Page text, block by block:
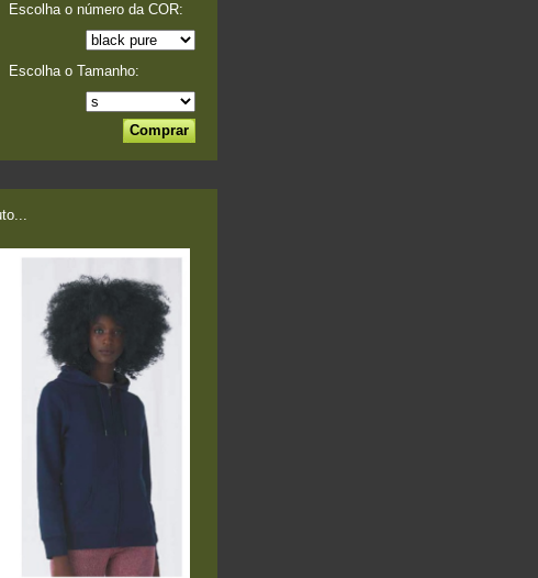
Escolha o número da COR:
Escolha o Tamanho: